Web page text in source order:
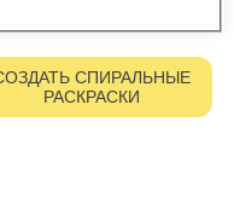
СПИРАЛЬНЫЕ
РАСКРАСКИ